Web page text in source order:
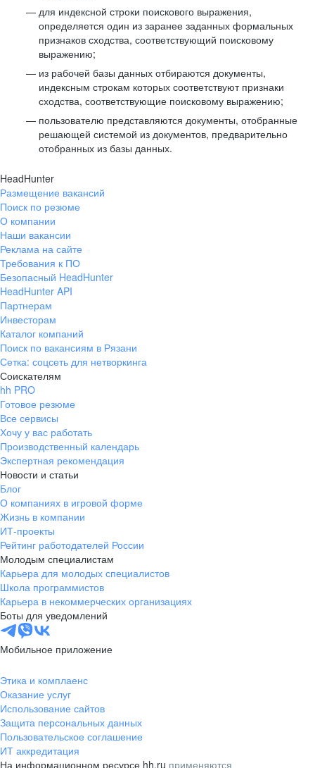
для индексной строки поискового выражения,
определяется один из заранее заданных формальных
признаков сходства, соответствующий поисковому
выражению;
из рабочей базы данных отбираются документы,
индексным строкам которых соответствуют признаки
сходства, соответствующие поисковому выражению;
пользователю представляются документы, отобранные
решающей системой из документов, предварительно
отобранных из базы данных.
HeadHunter
Размещение вакансий
Поиск по резюме
О компании
Наши вакансии
Реклама на сайте
Требования к ПО
Безопасный HeadHunter
HeadHunter API
Партнерам
Инвесторам
Каталог компаний
Поиск по вакансиям в Рязани
Сетка: соцсеть для нетворкинга
Соискателям
hh PRO
Готовое резюме
Все сервисы
Хочу у вас работать
Производственный календарь
Экспертная рекомендация
Новости и статьи
Блог
О компаниях в игровой форме
Жизнь в компании
ИТ-проекты
Рейтинг работодателей России
Молодым специалистам
Карьера для молодых специалистов
Школа программистов
Карьера в некоммерческих организациях
Боты для уведомлений
Мобильное приложение
Этика и комплаенс
Оказание услуг
Использование сайтов
Защита персональных данных
Пользовательское соглашение
ИТ аккредитация
На информационном ресурсе hh.ru применяются